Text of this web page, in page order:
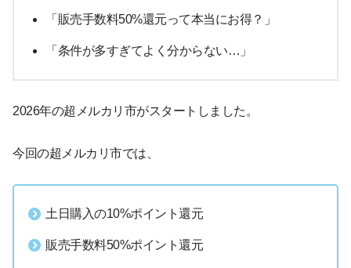
「販売手数料50%還元って本当にお得？」
「条件が多すぎてよく分からない…」
2026年の超メルカリ市がスタートしました。
今回の超メルカリ市では、
土日購入の10%ポイント還元
販売手数料50%ポイント還元